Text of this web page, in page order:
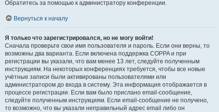
Обратитесь за помощью к администратору конференции.
Вернуться к началу
Я только что зарегистрировался, но не могу войти!
Сначала проверьте свои имя пользователя и пароль. Если они верны, то
возможны два варианта. Если включена поддержка COPPA и при
регистрации вы указали, что вам менее 13 лет, следуйте полученным
инструкциям. На некоторых конференциях требуется, чтобы все новые
учётные записи были активированы пользователями или
администратором до входа в систему. Эта информация отображается в
процессе регистрации. Если вам было прислано email-сообщение,
следуйте полученным инструкциям. Если email-сообщение не получено,
то возможно, что вы указали неправильный адрес email либо он